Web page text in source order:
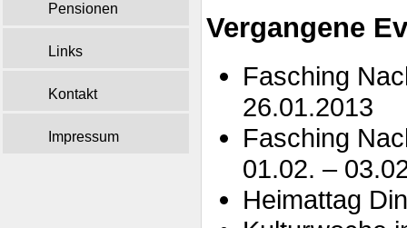
Pensionen
Links
Kontakt
Impressum
Vergangene
Fasching
26.01.2013
Fasching
01.02. –
Heimattag